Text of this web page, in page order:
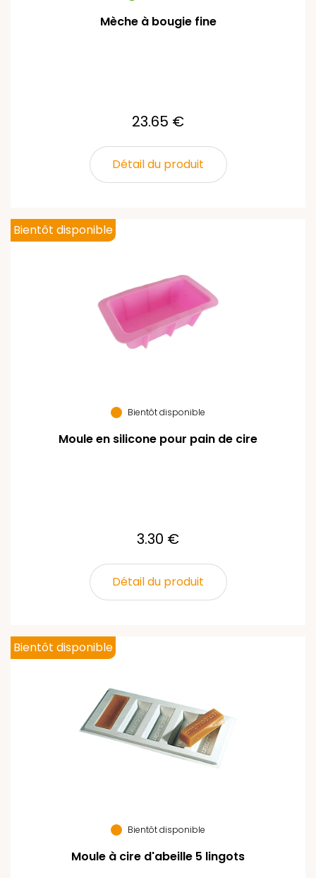
Mèche à bougie fine
23.65 €
Détail du produit
Bientôt disponible
Moule en silicone pour pain de cire
3.30 €
Détail du produit
Bientôt disponible
Bientôt disponible
Moule à cire d'abeille 5 lingots
Bientôt disponible